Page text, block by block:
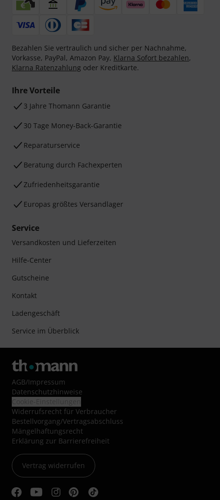
Bezahlen Sie vertraulich und sicher per Nachnahme,
Vorkasse, PayPal, Amazon Pay, Klarna Sofort bezahlen,
Klarna Ratenzahlung oder Kreditkarte.
Ihre Vorteile
3 Jahre Thomann Garantie
30 Tage Money-Back-Garantie
Reparaturservice
Beratung durch Fachexperten
Zufriedenheitsgarantie
Europas größtes Versandlager
Service
Versandkosten und Lieferzeiten
Hilfe-Center
Gutscheine
Kontakt
Ladengeschäft
Service im Überblick
AGB/Impressum
Datenschutzhinweise
Widerrufsrecht für Verbraucher
Bestellvorgang/Vertragsabschluss
Mängelhaftungsrecht
Erklärung zur Barrierefreiheit
Vertrag widerrufen